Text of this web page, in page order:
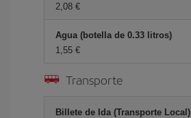
2,08 €
Agua (botella de 0.33 litros)
1,55 €
Transporte
Billete de Ida (Transporte Local)